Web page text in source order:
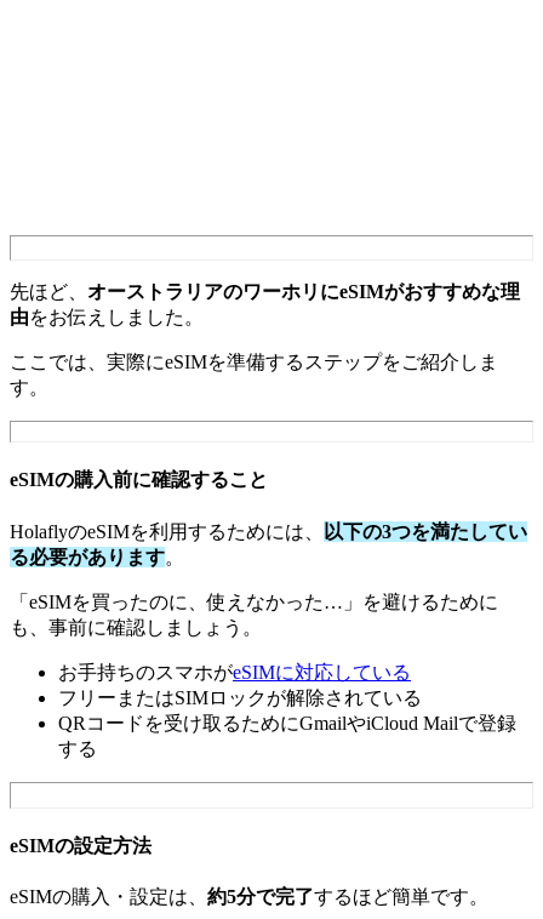
先ほど、 オーストラリアのワーホリにeSIMがおすすめな理
由をお伝えしました。
ここでは、実際にeSIMを準備するステップをご紹介しま
す。
eSIMの購入前に確認すること
HolaflyのeSIMを利用するためには、
以下の3つを満たしてい
る必要があります。
「eSIMを買ったのに、使えなかった…」を避けるために
も、事前に確認しましょう。
お手持ちのスマホがeSIMに対応している
フリーまたはSIMロックが解除されている
QRコードを受け取るためにGmailやiCloud Mailで登録
する
eSIMの設定方法
eSIMの購入・設定は、 約5分で完了するほど簡単です。